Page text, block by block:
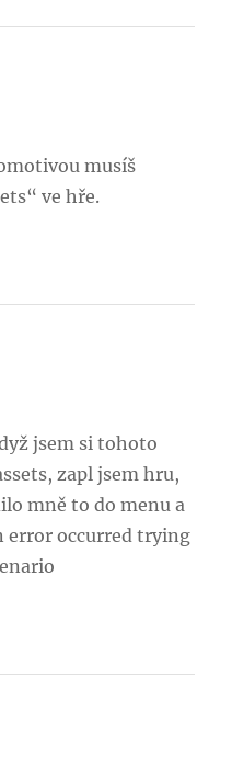
musíš
ve hře.
jsem si tohoto
zapl jsem hru,
mně to do menu a
error occurred trying